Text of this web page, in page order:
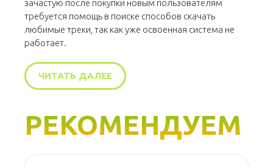
зачастую после покупки новым пользователям
требуется помощь в поиске способов скачать
любимые треки, так как уже освоенная система не
работает.
ЧИТАТЬ ДАЛЕЕ
РЕКОМЕНДУЕМ